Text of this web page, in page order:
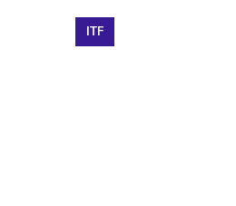
ITF